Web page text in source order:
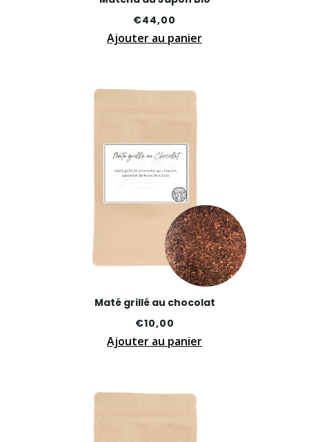
€44,00
Ajouter au panier
Maté grillé au chocolat
€10,00
Ajouter au panier